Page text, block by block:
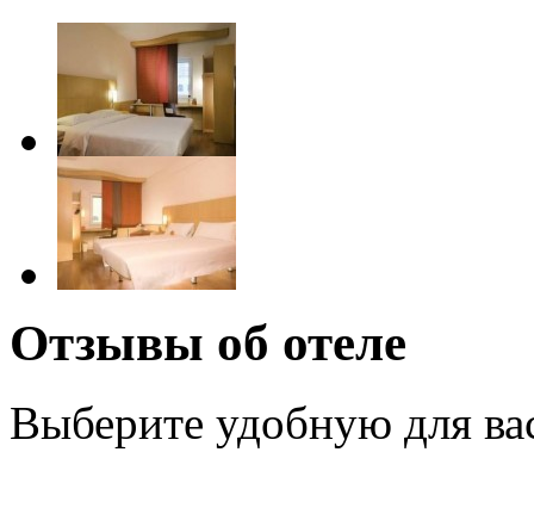
Отзывы об отеле
Выберите удобную для